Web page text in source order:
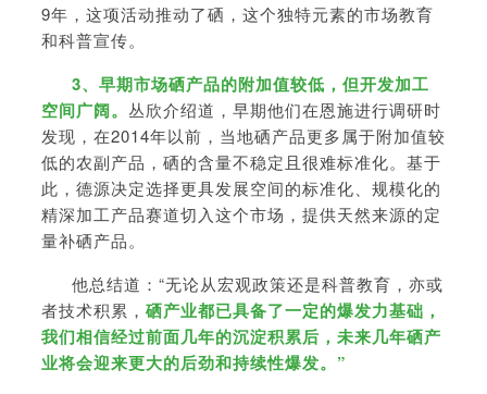
9年，这项活动推动了硒，这个独特元素的市场教育
和科普宣传。
3、早期市场硒产品的附加值较低，但开发加工
空间广阔。 丛欣介绍道，早期他们在恩施进行调研时
发现，在2014年以前，当地硒产品更多属于附加值较
低的农副产品，硒的含量不稳定且很难标准化。基于
此，德源决定选择更具发展空间的标准化、规模化的
精深加工产品赛道切入这个市场，提供天然来源的定
量补硒产品。
他总结道：“无论从宏观政策还是科普教育，亦或
者技术积累， 硒产业都已具备了一定的爆发力基础，
我们相信经过前面几年的沉淀积累后，未来几年硒产
业将会迎来更大的后劲和持续性爆发。”